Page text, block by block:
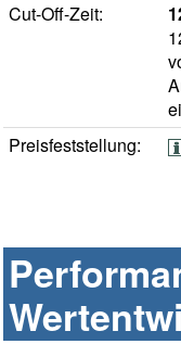
Cut-Off-Zeit:
Preisfeststellung: